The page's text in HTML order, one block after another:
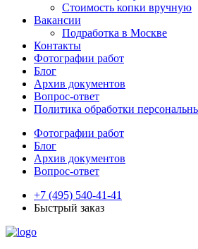
Стоимость копки вручную
Вакансии
Подработка в Москве
Контакты
Фотографии работ
Блог
Архив документов
Вопрос-ответ
Политика обработки
Фотографии работ
Блог
Архив документов
Вопрос-ответ
+7 (495) 540-41-41
Быстрый заказ